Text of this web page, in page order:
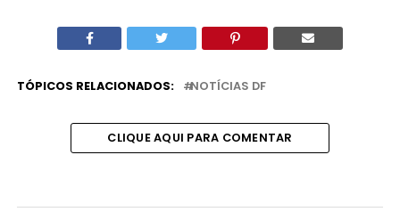
TÓPICOS RELACIONADOS: NOTÍCIAS DF
CLIQUE AQUI PARA COMENTAR